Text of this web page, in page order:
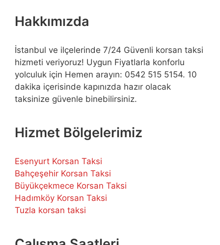
Hakkımızda
İstanbul ve ilçelerinde 7/24 Güvenli korsan taksi
hizmeti veriyoruz! Uygun Fiyatlarla konforlu
yolculuk için Hemen arayın: 0542 515 5154. 10
dakika içerisinde kapınızda hazır olacak
taksinize güvenle binebilirsiniz.
Hizmet Bölgelerimiz
Esenyurt Korsan Taksi
Bahçeşehir Korsan Taksi
Büyükçekmece Korsan Taksi
Hadımköy Korsan Taksi
Tuzla korsan taksi